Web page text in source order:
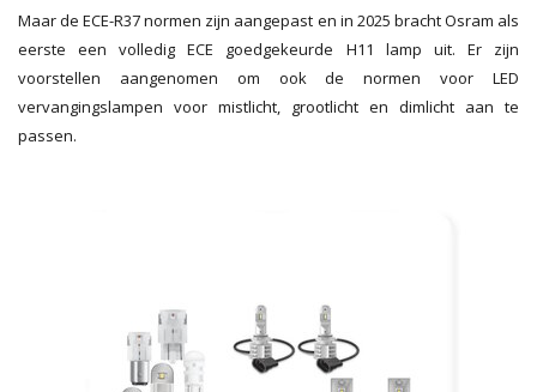
Maar de ECE-R37 normen zijn aangepast en in 2025 bracht Osram als
eerste een volledig ECE goedgekeurde H11 lamp uit. Er zijn
voorstellen aangenomen om ook de normen voor LED
vervangingslampen voor mistlicht, grootlicht en dimlicht aan te
passen.